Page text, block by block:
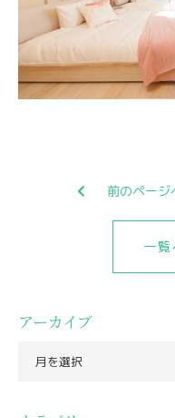
前のページ
一覧
アーカイブ